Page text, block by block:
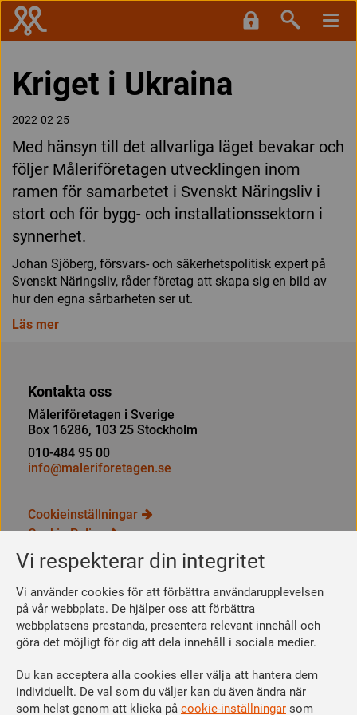
Vi respekterar din integritet
Vi använder cookies för att förbättra användarupplevelsen
på vår webbplats. De hjälper oss att förbättra
webbplatsens prestanda, presentera relevant innehåll och
göra det möjligt för dig att dela innehåll i sociala medier.
Du kan acceptera alla cookies eller välja att hantera dem
individuellt. De val som du väljer kan du även ändra när
som helst genom att klicka på cookie-inställningar som
Kriget i Ukraina
2022-02-25
Med hänsyn till det allvarliga läget bevakar och
följer Måleriföretagen utvecklingen inom
ramen för samarbetet i Svenskt Näringsliv i
stort och för bygg- och installationssektorn i
synnerhet.
Johan Sjöberg, försvars- och säkerhetspolitisk expert på
Svenskt Näringsliv, råder företag att skapa sig en bild av
hur den egna sårbarheten ser ut.
Läs mer
Kontakta oss
Måleriföretagen i Sverige
Box 16286, 103 25 Stockholm
010-484 95 00
info@maleriforetagen.se
Cookieinställningar
Cookie Policy
Integritetspolicy
Bli medlem
Så här blir du medlem
Se dina förmåner
Räkna ut din medlemsavgift
Följ oss
Facebook